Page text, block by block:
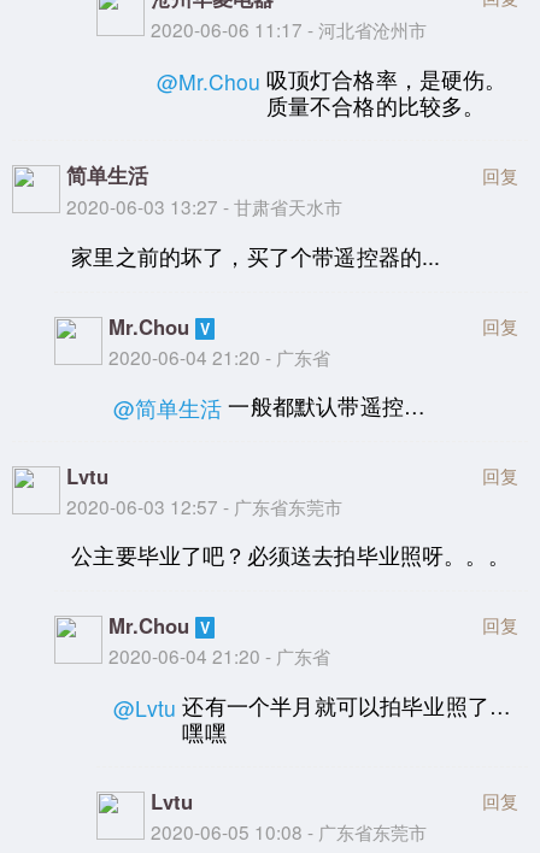
2020-06-06 11:17 - 河北省沧州市
@Mr.Chou 吸顶灯合格率，是硬伤。
质量不合格的比较多。
简单生活
2020-06-03 13:27 - 甘肃省天水市
回复
家里之前的坏了，买了个带遥控器的...
Mr.Chou
2020-06-04 21:20 - 广东省
回复
@简单生活 一般都默认带遥控…
Lvtu
2020-06-03 12:57 - 广东省东莞市
回复
公主要毕业了吧？必须送去拍毕业照呀。。。
Mr.Chou
2020-06-04 21:20 - 广东省
回复
@Lvtu 还有一个半月就可以拍毕业照了…
嘿嘿
Lvtu
2020-06-05 10:08 - 广东省东莞市
回复